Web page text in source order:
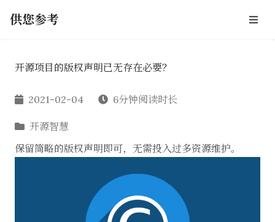
供您参考
开源项目的版权声明已无存在必要？
2021-02-04 6分钟阅读时长
开源智慧
保留简略的版权声明即可，无需投入过多资源维护。